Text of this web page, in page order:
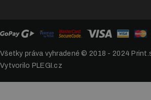
Všetky práva vyhradené © 2018 - 2024
Vytvorilo PLEGI.cz